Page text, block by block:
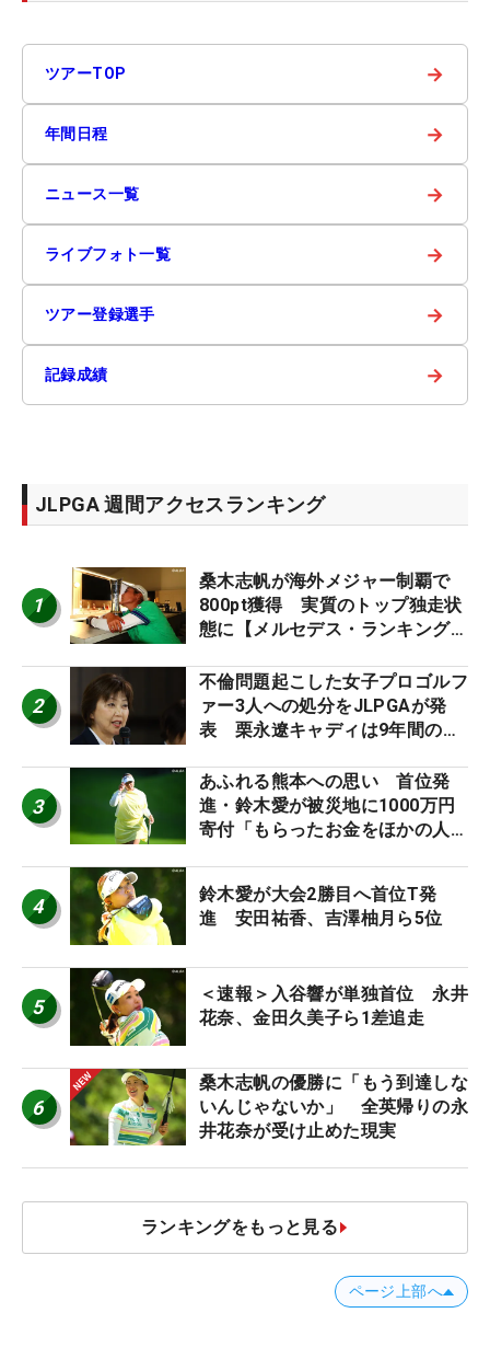
ツアーTOP →
年間日程 →
ニュース一覧 →
ライブフォト一覧 →
ツアー登録選手 →
記録成績 →
JLPGA 週間アクセスランキング
1
桑木志帆が海外メジャー制覇で
800pt獲得 実質のトップ独走状
態に【メルセデス・ランキング番
2
不倫問題起こした女子プロゴルフ
ァー3人への処分をJLPGAが発
表 栗永遼キャディは9年間の立
3
あふれる熊本への思い 首位発
進・鈴木愛が被災地に1000万円
寄付「もらったお金をほかの人
4
鈴木愛が大会2勝目へ首位T発
進 安田祐香、吉澤柚月ら5位
5
＜速報＞入谷響が単独首位 永井
花奈、金田久美子ら1差追走
6
桑木志帆の優勝に「もう到達しな
いんじゃないか」 全英帰りの永
井花奈が受け止めた現実
ランキングをもっと見る
ページ上部へ